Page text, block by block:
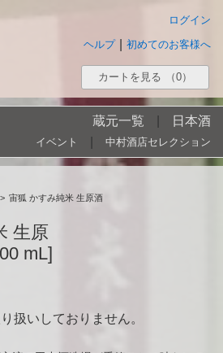
ログイン
初めてのお客様へ
ヘルプ
カートを見る （0）
蔵元一覧 日本酒
イベント 中村酒店セレクション
> 宙狐 かすみ純米 生原酒
生原
mL]
扱いしておりません。